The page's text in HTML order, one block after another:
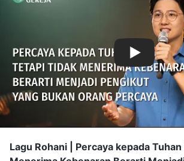
Lagu Rohani | Percaya kepada